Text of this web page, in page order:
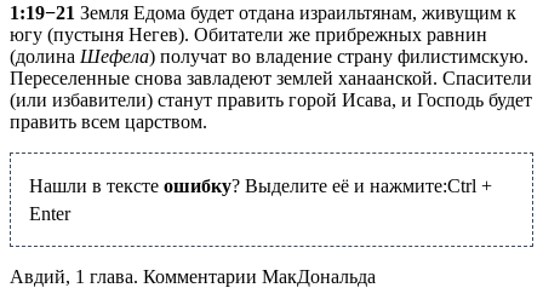
1:19−21 Земля Едома будет отдана израильтянам, живущим к
югу (пустыня Негев). Обитатели же прибрежных равнин
(долина Шефела) получат во владение страну филистимскую.
Переселенные снова завладеют землей ханаанской. Спасители
(или избавители) станут править горой Исава, и Господь будет
править всем царством.
Нашли в тексте ошибку? Выделите её и нажмите:Ctrl +
Enter
Авдий, 1 глава. Комментарии МакДональда